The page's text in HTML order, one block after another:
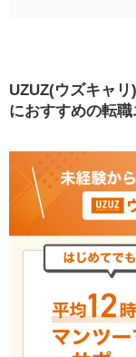
は、UZUZ
よう！
UZUZ（ウズキャ
UZUZ（ウズキ
UZUZ（ウ
者でもOK！
社員になれる
UZUZ（ウ
トが手厚い
87%超
UZUZ（ウ
UZUZ(ウズキャ
におすすめの転